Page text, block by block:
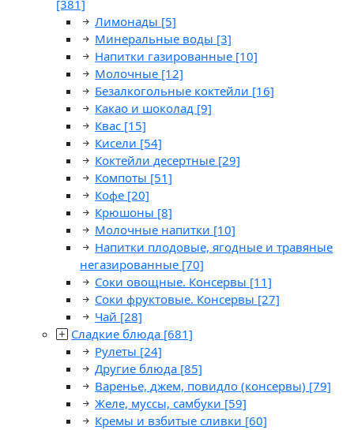
[381]
Лимонады [5]
Минеральные воды [3]
Напитки газированные [10]
Молочные [12]
Безалкогольные коктейли [16]
Какао и шоколад [9]
Квас [15]
Кисели [54]
Коктейли десертные [29]
Компоты [51]
Кофе [20]
Крюшоны [8]
Молочные напитки [10]
Напитки плодовые, ягодные и травяные
негазированные [70]
Соки овощные. Консервы [11]
Соки фруктовые. Консервы [27]
Чай [28]
Сладкие блюда [681]
Рулеты [24]
Другие блюда [85]
Варенье, джем, повидло (консервы) [79]
Желе, муссы, самбуки [59]
Кремы и взбитые сливки [60]